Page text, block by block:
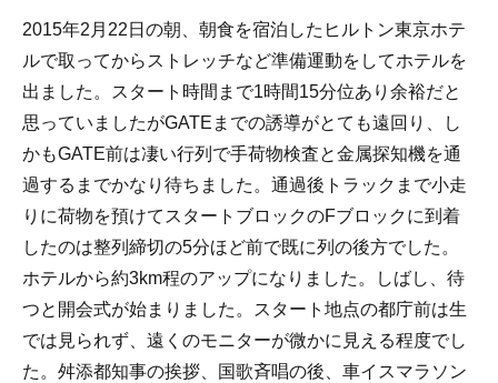
2015年2月22日の朝、朝食を宿泊したヒルトン東京ホテ
ルで取ってからストレッチなど準備運動をしてホテルを
出ました。スタート時間まで1時間15分位あり余裕だと
思っていましたがGATEまでの誘導がとても遠回り、し
かもGATE前は凄い行列で手荷物検査と金属探知機を通
過するまでかなり待ちました。通過後トラックまで小走
りに荷物を預けてスタートブロックのFブロックに到着
したのは整列締切の5分ほど前で既に列の後方でした。
ホテルから約3km程のアップになりました。しばし、待
つと開会式が始まりました。スタート地点の都庁前は生
では見られず、遠くのモニターが微かに見える程度でし
た。舛添都知事の挨拶、国歌斉唱の後、車イスマラソン